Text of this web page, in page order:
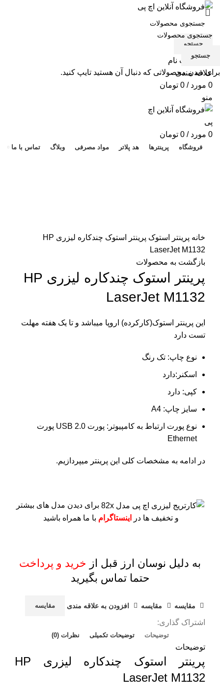
جستجو
ورود / ثبت نام
علاقه مندی
0 مورد /
0 تومان
منو
0 مورد /
0 تومان
فروشگاه پرینترها هد پلاتر مواد مصرفی وبلاگ تماس با ما
خانه پرینتر استوک
پرینتر استوک چندکاره لیزری HP
LaserJet M1132
بازگشت به محصولات
پرینتر استوک چندکاره لیزری HP
LaserJet M1132
این پرینتر استوک(کارکرده) اروپا میباشد و تا یک هفته مهلت
تست دارد
نوع چاپ: تک رنگ
اسکنر:دارد
کپی: دارد
سایز چاپ: A4
نوع پورت ارتباط به کامپیوتر: پورت USB 2.0 پورت
Ethernet
در ادامه به مشخصات کلی این پرینتر میپردازیم.
برای دیدن مدل های بیشتر
و تخفیف ها در
اینستاگرام با ما همراه باشید
به دلیل نوسان ارز قبل از خرید و پرداخت
حتما تماس بگیرید
مقايسه مقایسه افزودن به علاقه مندی مقایسه
اشتراک گذاری:
توضیحات توضیحات تکمیلی نظرات (0)
توضیحات
پرینتر استوک چندکاره لیزری HP
LaserJet M1132
جستجو
برای دیدن محصولاتی که دنبال آن هستید تایپ کنید.